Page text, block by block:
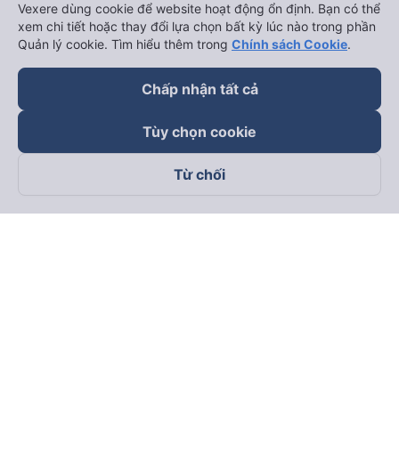
Theo dõi chúng tôi trên
Vexere dùng cookie để website hoạt động ổn định. Bạn có thể
xem chi tiết hoặc thay đổi lựa chọn bất kỳ lúc nào trong phần
Quản lý cookie. Tìm hiểu thêm trong Chính sách Cookie.
Chấp nhận tất cả
Tùy chọn cookie
Từ chối